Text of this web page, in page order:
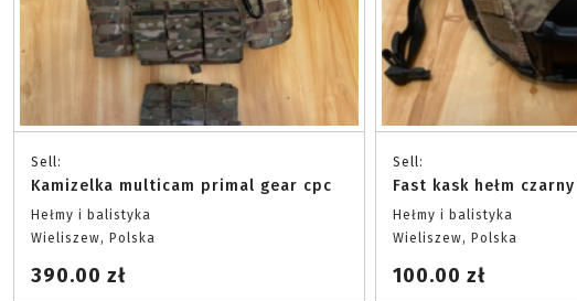
Sell:
Kamizelka multicam primal gear cpc
Hełmy i balistyka
Wieliszew, Polska
390.00 zł
Sell:
Fast kask hełm
Hełmy i balistyka
Wieliszew, Polska
100.00 zł